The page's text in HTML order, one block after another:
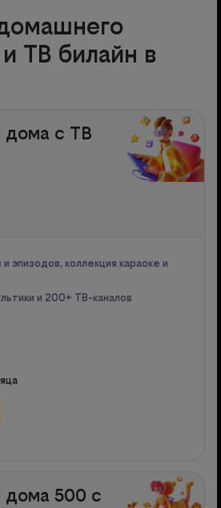
ТВ билайн в
дома с ТВ
эпизодов, коллекция караоке и
и 200+ ТВ-каналов
дома 500 с